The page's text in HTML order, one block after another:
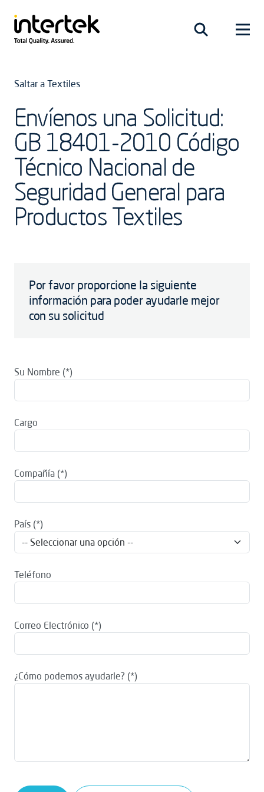
Saltar a Textiles
Envíenos una Solicitud:
GB 18401-2010 Código
Técnico Nacional de
Seguridad General para
Productos Textiles
Por favor proporcione la siguiente
información para poder ayudarle mejor
con su solicitud
Su Nombre
Cargo
Compañía
País
Teléfono
Correo Electrónico
¿Cómo podemos ayudarle?